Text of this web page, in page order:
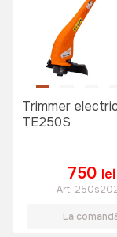
Trimmer
TE250S
750 lei
Art:
La